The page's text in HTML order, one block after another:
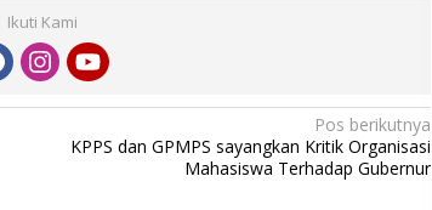
Ikuti Kami
Pos berikutnya
KPPS dan GPMPS sayangkan Kritik Organisasi
Mahasiswa Terhadap Gubernur